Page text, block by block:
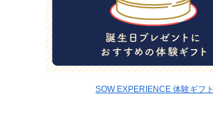
SOW EXPERIENCE 体験ギフト